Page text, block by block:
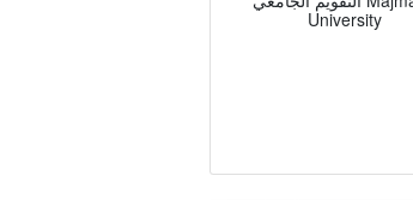
University